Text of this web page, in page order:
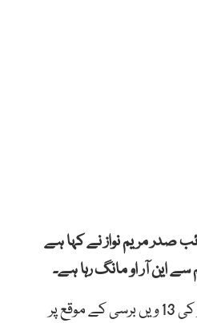
صدر مریمنوازنےکہاہے
این آر او مانگ رہا ہے۔
سابق وزیراعظم بے نظیر بھٹو کی 13 ویں برسی کے موقع پر